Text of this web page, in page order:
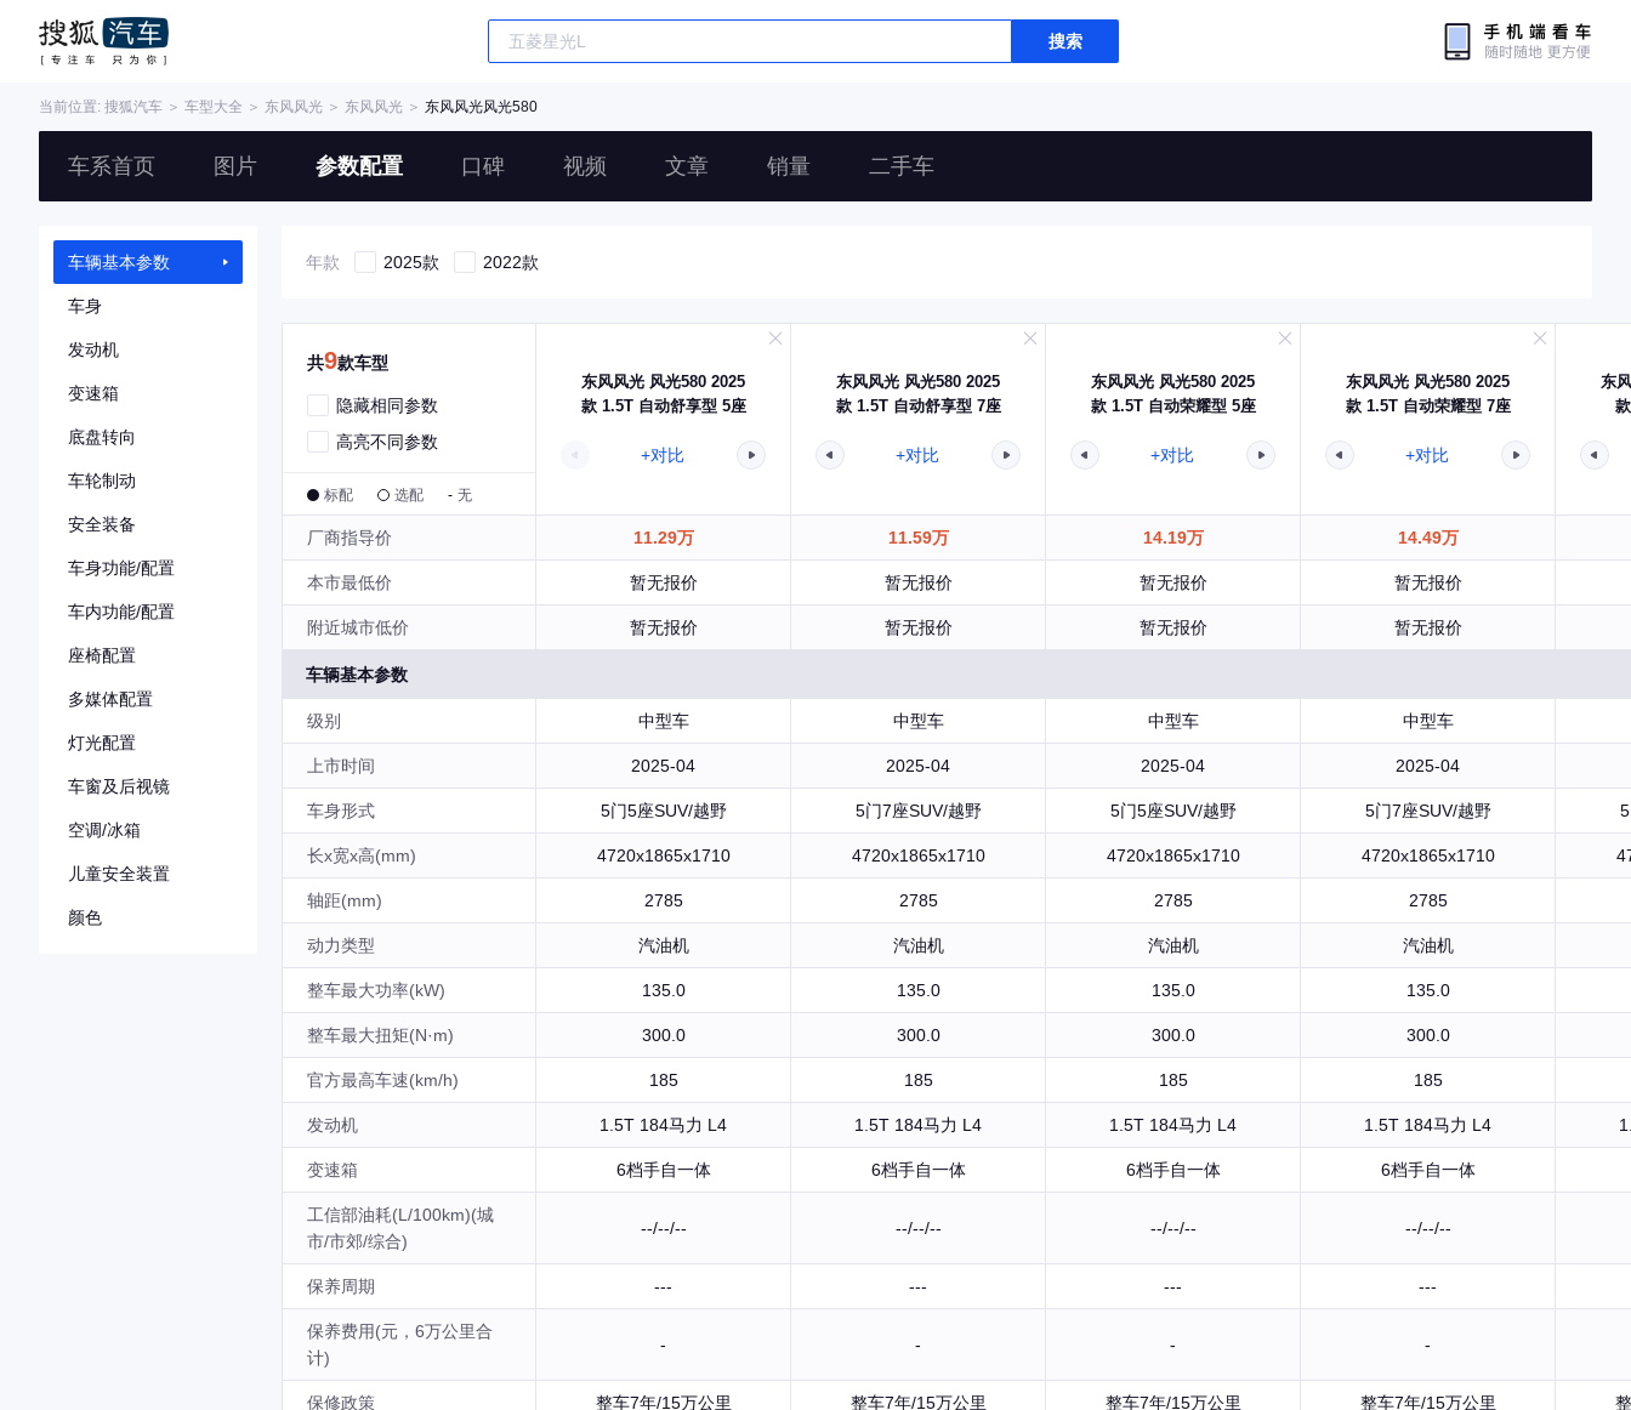
搜索
当前位置: 搜狐汽车 ＞ 车型大全 ＞ 东风风光 ＞ 东风风光 ＞ 东风风光风光580
车系首页 图片 参数配置 口碑 视频 文章 销量 二手车
车辆基本参数
车身
发动机
变速箱
底盘转向
车轮制动
安全装备
车身功能/配置
车内功能/配置
座椅配置
多媒体配置
灯光配置
车窗及后视镜
空调/冰箱
儿童安全装置
颜色
年款 2025款 2022款
共9款车型
隐藏相同参数
高亮不同参数
标配 选配 - 无
东风风光 风光580 2025
款 1.5T 自动舒享型 5座
+对比
东风风光 风光580 2025
款 1.5T 自动舒享型 7座
+对比
东风风光 风光580 2025
款 1.5T 自动荣耀型 5座
+对比
东风风光 风光580 2025
款 1.5T 自动荣耀型 7座
+对比
东
厂商指导价 11.29万 11.59万 14.19万 14.49万
本市最低价 暂无报价 暂无报价 暂无报价 暂无报价
附近城市低价 暂无报价 暂无报价 暂无报价 暂无报价
车辆基本参数
级别 中型车 中型车 中型车 中型车
上市时间 2025-04 2025-04 2025-04 2025-04
车身形式 5门5座SUV/越野 5门7座SUV/越野 5门5座SUV/越野 5门7座SUV/越野
长x宽x高(mm) 4720x1865x1710 4720x1865x1710 4720x1865x1710 4720x1865x1710
轴距(mm) 2785 2785 2785 2785
动力类型 汽油机 汽油机 汽油机 汽油机
整车最大功率(kW) 135.0 135.0 135.0 135.0
整车最大扭矩(N·m) 300.0 300.0 300.0 300.0
官方最高车速(km/h) 185 185 185 185
发动机 1.5T 184马力 L4 1.5T 184马力 L4 1.5T 184马力 L4 1.5T 184马力 L4
变速箱 6档手自一体 6档手自一体 6档手自一体 6档手自一体
工信部油耗(L/100km)(城
市/市郊/综合)
--/--/-- --/--/-- --/--/-- --/--/--
保养周期 --- --- --- ---
保养费用(元，6万公里合
计)
- - - -
保修政策 整车7年/15万公里 整车7年/15万公里 整车7年/15万公里 整车7年/15万公里